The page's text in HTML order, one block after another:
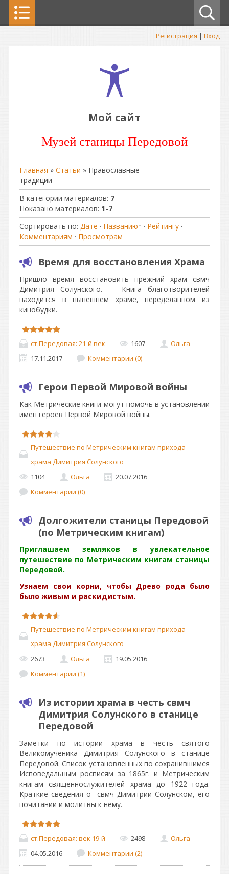
Регистрация | Вход
Мой сайт
Музей станицы Передовой
Главная » Статьи » Православные
традиции
В категории материалов: 7
Показано материалов: 1-7
Сортировать по: Дате · Названию · Рейтингу ·
Комментариям · Просмотрам
Время для восстановления Храма
Пришло время восстановить прежний храм свмч
Димитрия Солунского. Книга благотворителей
находится в нынешнем храме, переделанном из
кинобудки.
ст.Передовая: 21-й век 1607
Ольга
17.11.2017
Комментарии (0)
Герои Первой Мировой войны
Как Метрические книги могут помочь в установлении
имен героев Первой Мировой войны.
Путешествие по Метрическим книгам прихода
храма Димитрия Солунского
1104
Ольга
20.07.2016
Комментарии (0)
Долгожители станицы Передовой
(по Метрическим книгам)
Приглашаем земляков в увлекательное
путешествие по Метрическим книгам станицы
Передовой.
Узнаем свои корни, чтобы Древо рода было
было живым и раскидистым.
Путешествие по Метрическим книгам прихода
храма Димитрия Солунского
2673
Ольга
19.05.2016
Комментарии (1)
Из истории храма в честь свмч
Димитрия Солунского в станице
Передовой
Заметки по истории храма в честь святого
Великомученика Димитрия Солунского в станице
Передовой. Список установленных по сохранившимся
Исповедальным росписям за 1865г. и Метрическим
книгам священнослужителей храма до 1922 года.
Краткие сведения о свмч Димитрии Солунском, его
почитании и молитвы к нему.
ст.Передовая: век 19-й 2498
Ольга
04.05.2016
Комментарии (2)